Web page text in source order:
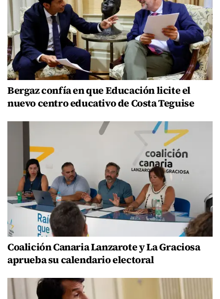
Bergaz confía en que Educación licite el
nuevo centro educativo de Costa Teguise
Coalición Canaria Lanzarote y La Graciosa
aprueba su calendario electoral